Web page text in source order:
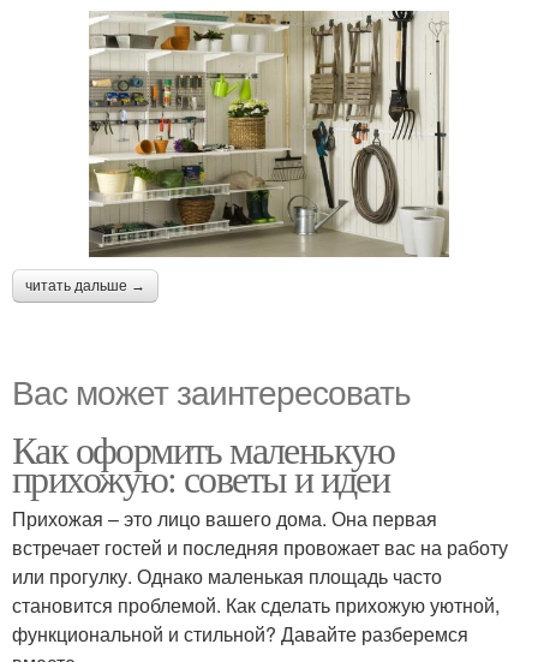
читать дальше →
Вас может заинтересовать
Как оформить маленькую
прихожую: советы и идеи
Прихожая – это лицо вашего дома. Она первая
встречает гостей и последняя провожает вас на работу
или прогулку. Однако маленькая площадь часто
становится проблемой. Как сделать прихожую уютной,
функциональной и стильной? Давайте разберемся